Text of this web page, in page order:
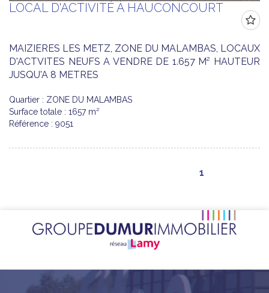
LOCAL D'ACTIVITÉ À HAUCONCOURT
MAIZIERES LES METZ, ZONE DU MALAMBAS, LOCAUX
D'ACTVITES NEUFS A VENDRE DE 1.657 M² HAUTEUR
JUSQU'A 8 METRES
Quartier : ZONE DU MALAMBAS
Surface totale : 1657 m²
Référence : 9051
1